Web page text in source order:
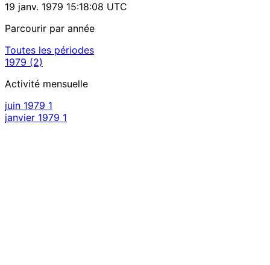
19 janv. 1979 15:18:08 UTC
Parcourir par année
Toutes les périodes
1979 (2)
Activité mensuelle
juin 1979 1
janvier 1979 1